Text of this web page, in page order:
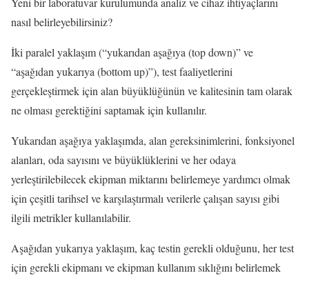
nasıl belirleyebilirsiniz?
İki paralel yaklaşım (“yukarıdan aşağıya (top down)” ve
“aşağıdan yukarıya (bottom up)”), test faaliyetlerini
gerçekleştirmek için alan büyüklüğünün ve kalitesinin tam olarak
ne olması gerektiğini saptamak için kullanılır.
Yukarıdan aşağıya yaklaşımda, alan gereksinimlerini, fonksiyonel
alanları, oda sayısını ve büyüklüklerini ve her odaya
yerleştirilebilecek ekipman miktarını belirlemeye yardımcı olmak
için çeşitli tarihsel ve karşılaştırmalı verilerle çalışan sayısı gibi
ilgili metrikler kullanılabilir.
Aşağıdan yukarıya yaklaşım, kaç testin gerekli olduğunu, her test
için gerekli ekipmanı ve ekipman kullanım sıklığını belirlemek